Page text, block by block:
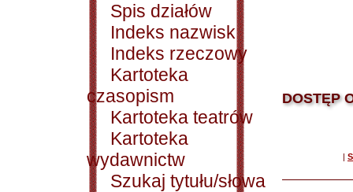
Spis działów
Indeks nazwisk
Indeks rzeczowy
Kartoteka
czasopism
Kartoteka teatrów
Kartoteka
wydawnictw
Szukaj tytułu/słowa
DOSTĘP
|